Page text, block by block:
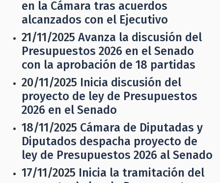
en la Cámara tras acuerdos
alcanzados con el Ejecutivo
21/11/2025 Avanza la discusión del
Presupuestos 2026 en el Senado
con la aprobación de 18 partidas
20/11/2025 Inicia discusión del
proyecto de ley de Presupuestos
2026 en el Senado
18/11/2025 Cámara de Diputadas y
Diputados despacha proyecto de
ley de Presupuestos 2026 al Senado
17/11/2025 Inicia la tramitación del